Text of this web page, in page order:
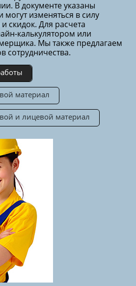
с вашими
и вашими идеями
2
обычно включаются манипуляции,
реконструкцией системы
монтаж вентиляционного
отделка помещений. По таким
лишь перечень необходимых
заказчик занимается
КОНСУЛЬТАЦИЮ!